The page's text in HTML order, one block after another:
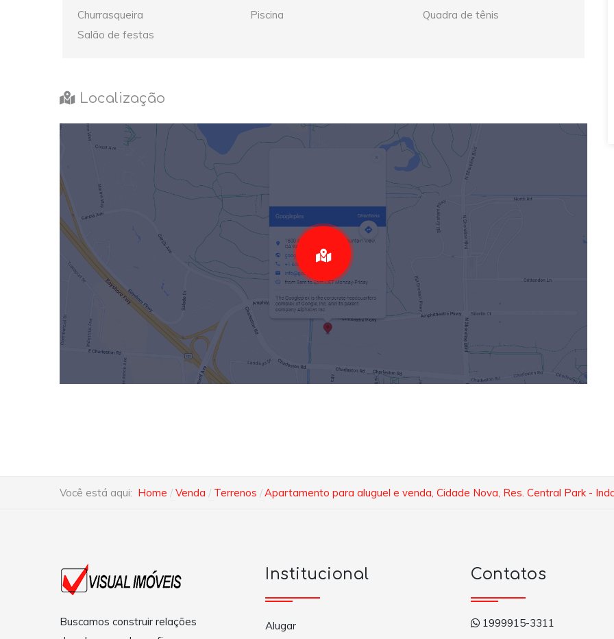
Churrasqueira Piscina
Quadra de tênis
Salão de festas
Localização
Você está aqui: Home Venda Terrenos Apartamento para aluguel e venda, Cidade Nova, Res. Central Park -
Buscamos construir relações
Institucional
Alugar
Contatos
1999915-3311